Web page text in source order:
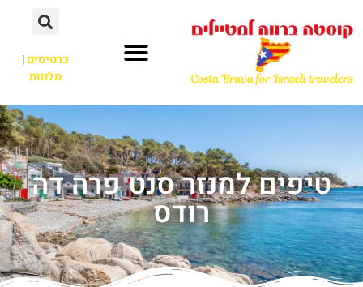
כרטיסים|
מלונות
טיפים למנזר סנט פרה דה
רודס